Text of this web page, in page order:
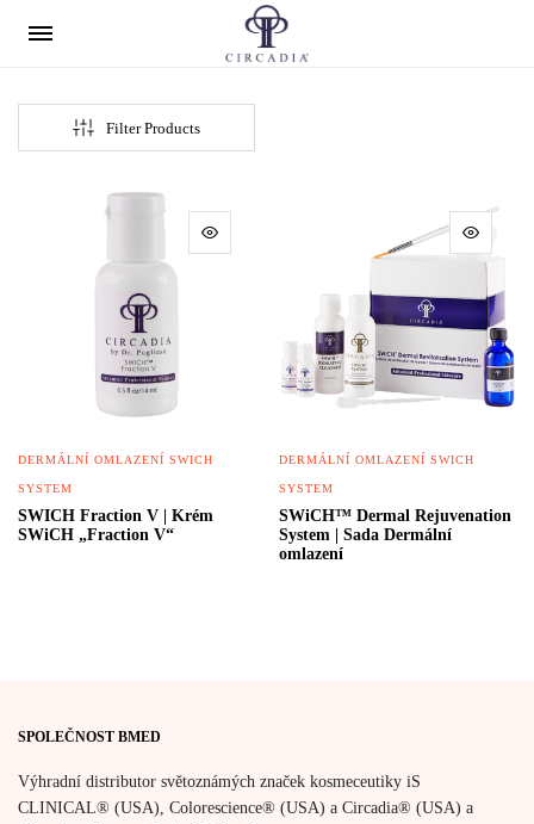
Filter Products
DERMÁLNÍ OMLAZENÍ SWICH
SYSTEM
SWICH Fraction V | Krém
SWiCH „Fraction V“
DERMÁLNÍ OMLAZENÍ SWICH
SYSTEM
SWiCH™ Dermal Rejuvenation
System | Sada Dermální
omlazení
SPOLEČNOST BMED
Výhradní distributor světoznámých značek kosmeceutiky iS
CLINICAL® (USA), Colorescience® (USA) a Circadia® (USA) a